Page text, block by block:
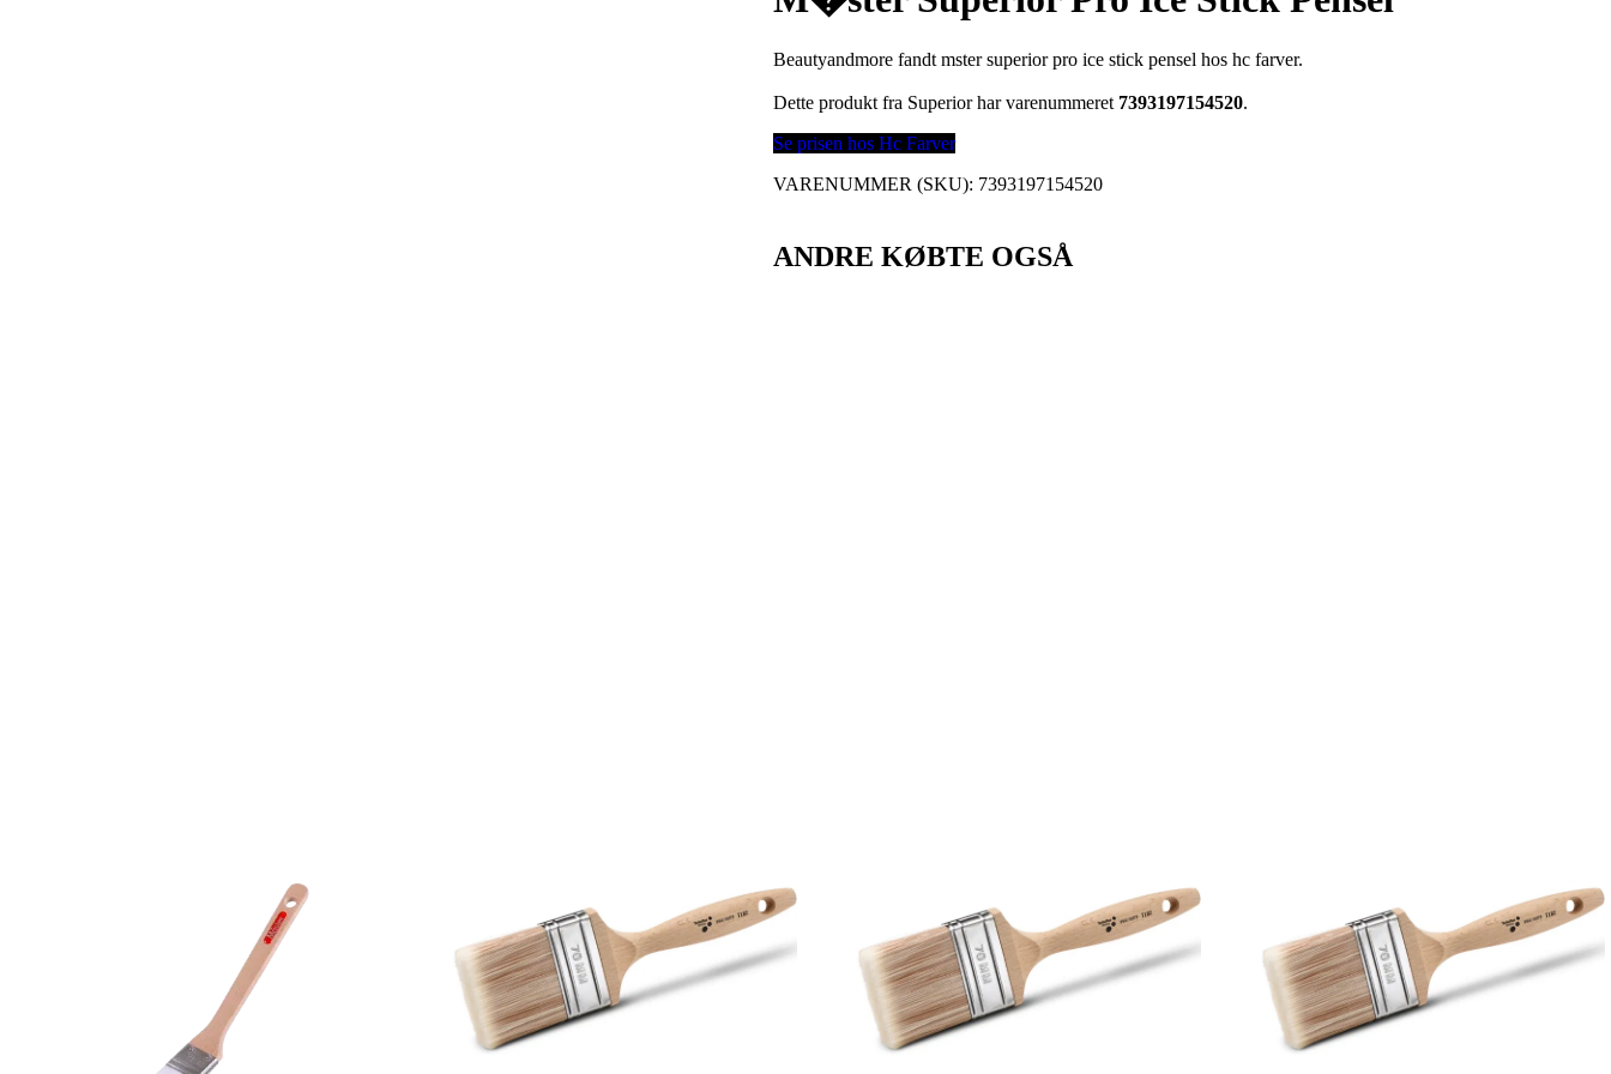
Beautyandmore fandt mster superior pro ice stick pensel hos hc farver.
Dette produkt fra Superior har varenummeret 7393197154520.
Se prisen hos Hc Farver
VARENUMMER (SKU): 7393197154520
ANDRE KØBTE OGSÅ